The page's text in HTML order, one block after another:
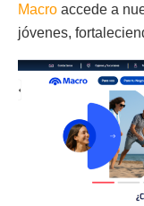
Macro accede a
jóvenes,